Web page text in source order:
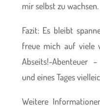
mir selbst zu wachsen.
Fazit: Es bleibt
freue mich auf viele
Abseits!-Abenteuer
und eines Tages
Weitere